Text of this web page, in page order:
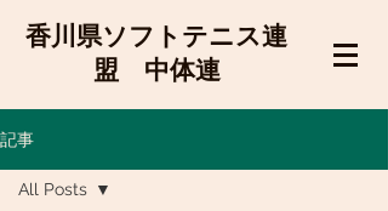
香川県ソフトテニス連
盟 中体連
記事
All Posts